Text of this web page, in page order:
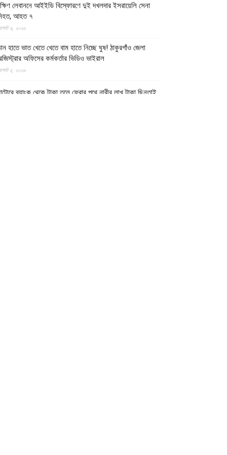
লেবাননে আইইডি বিস্ফোরণে দুই দখলদার ইসরায়েলি সেনা
আহত ৭
৬, ২০২৬
হাতে ভাত খেতে খেতে বাম হাতে নিচ্ছে ঘুষ! ঠাকুরগাঁও জেলা
অফিসের কর্মকর্তার ভিডিও ভাইরাল
৫, ২০২৬
ব্যাংক থেকে টাকা তুলে ফেরার পথে নারীর লাখ টাকা ছিনতাই